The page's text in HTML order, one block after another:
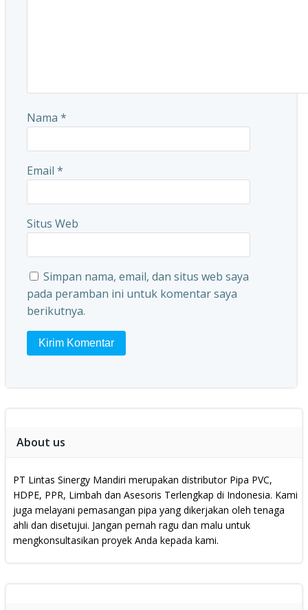
Nama *
Email *
Situs Web
Simpan nama, email, dan situs web saya
pada peramban ini untuk komentar saya
berikutnya.
About us
PT Lintas Sinergy Mandiri merupakan distributor Pipa PVC,
HDPE, PPR, Limbah dan Asesoris Terlengkap di Indonesia. Kami
juga melayani pemasangan pipa yang dikerjakan oleh tenaga
ahli dan disetujui. Jangan pernah ragu dan malu untuk
mengkonsultasikan proyek Anda kepada kami.